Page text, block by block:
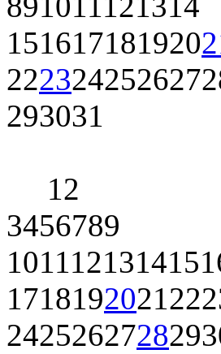
151617181920
222324252627
293031
12
3456789
101112131415
171819202122
242526272829